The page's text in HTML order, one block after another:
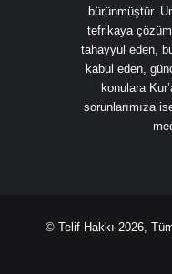
bürünmüştür.
tefrikaya
tahayyül eden, bu
kabul eden,
konulara
sorunlarımıza
© Telif Hakkı 2026,